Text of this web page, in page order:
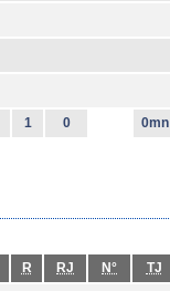
1 0 0mn
R RJ N° TJ